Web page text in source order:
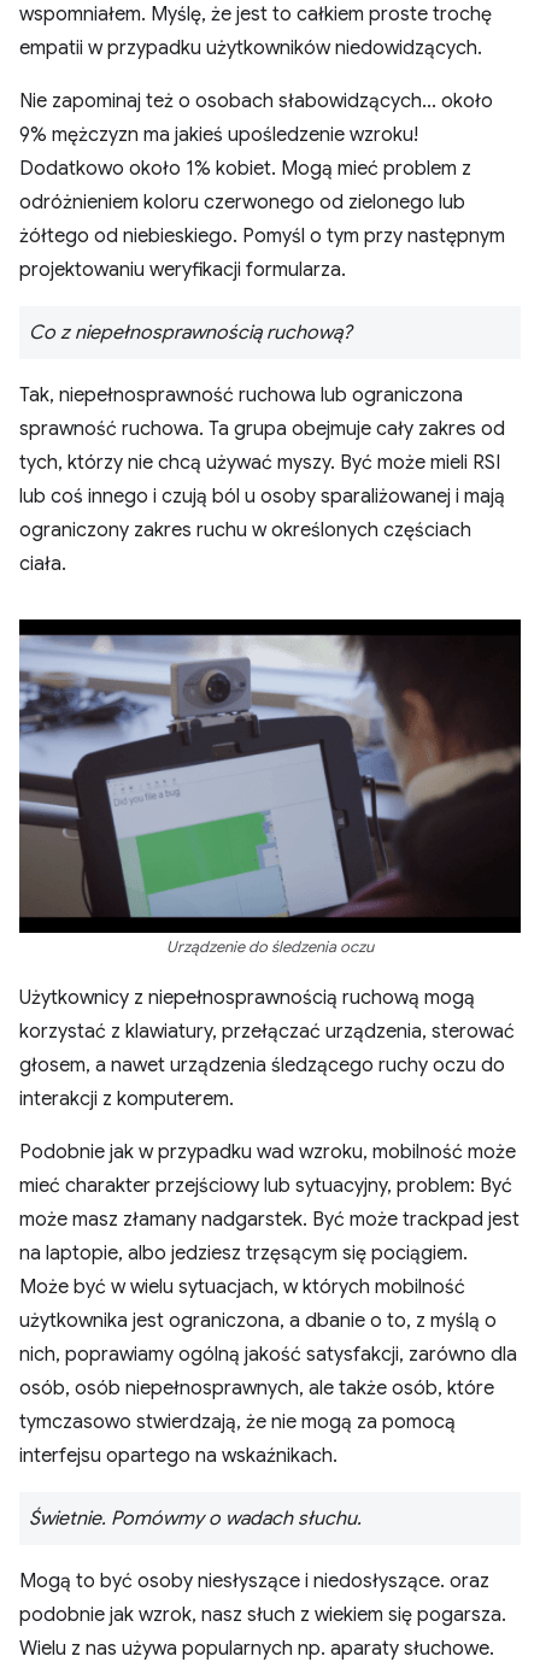
wspomniałem. Myślę, że jest to całkiem proste trochę
empatii w przypadku użytkowników niedowidzących.
Nie zapominaj też o osobach słabowidzących... około
9% mężczyzn ma jakieś upośledzenie wzroku!
Dodatkowo około 1% kobiet. Mogą mieć problem z
odróżnieniem koloru czerwonego od zielonego lub
żółtego od niebieskiego. Pomyśl o tym przy następnym
projektowaniu weryfikacji formularza.
Co z niepełnosprawnością ruchową?
Tak, niepełnosprawność ruchowa lub ograniczona
sprawność ruchowa. Ta grupa obejmuje cały zakres od
tych, którzy nie chcą używać myszy. Być może mieli RSI
lub coś innego i czują ból u osoby sparaliżowanej i mają
ograniczony zakres ruchu w określonych częściach
ciała.
Urządzenie do śledzenia oczu
Użytkownicy z niepełnosprawnością ruchową mogą
korzystać z klawiatury, przełączać urządzenia, sterować
głosem, a nawet urządzenia śledzącego ruchy oczu do
interakcji z komputerem.
Podobnie jak w przypadku wad wzroku, mobilność może
mieć charakter przejściowy lub sytuacyjny, problem: Być
może masz złamany nadgarstek. Być może trackpad jest
na laptopie, albo jedziesz trzęsącym się pociągiem.
Może być w wielu sytuacjach, w których mobilność
użytkownika jest ograniczona, a dbanie o to, z myślą o
nich, poprawiamy ogólną jakość satysfakcji, zarówno dla
osób, osób niepełnosprawnych, ale także osób, które
tymczasowo stwierdzają, że nie mogą za pomocą
interfejsu opartego na wskaźnikach.
Świetnie. Pomówmy o wadach słuchu.
Mogą to być osoby niesłyszące i niedosłyszące. oraz
podobnie jak wzrok, nasz słuch z wiekiem się pogarsza.
Wielu z nas używa popularnych np. aparaty słuchowe.